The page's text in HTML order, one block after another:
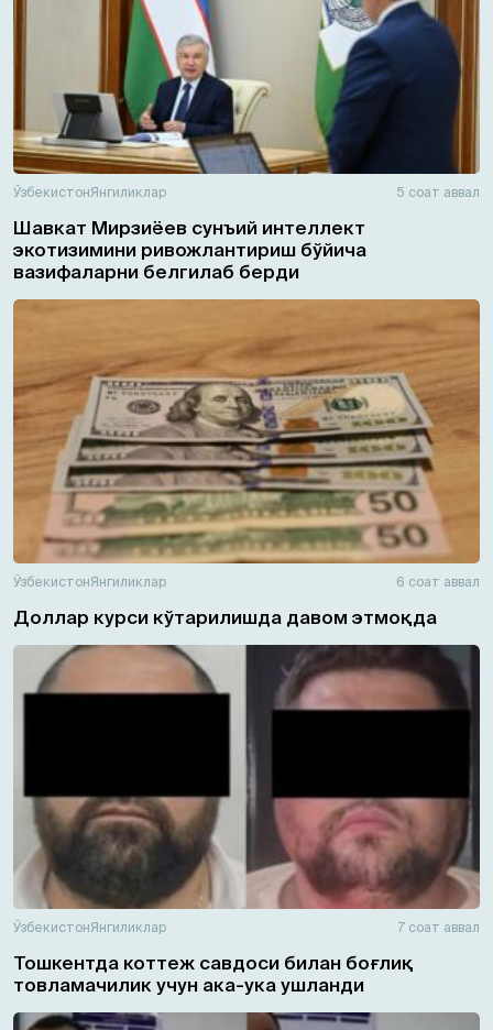
ЎзбекистонЯнгиликлар 5 соат аввал
Шавкат Мирзиёев сунъий интеллект
экотизимини ривожлантириш бўйича
вазифаларни белгилаб берди
ЎзбекистонЯнгиликлар 6 соат аввал
Доллар курси кўтарилишда давом этмоқда
ЎзбекистонЯнгиликлар 7 соат аввал
Тошкентда коттеж савдоси билан боғлиқ
товламачилик учун ака-ука ушланди